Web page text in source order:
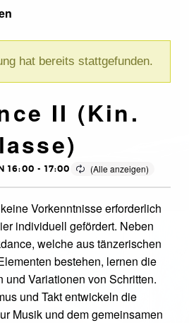
hat bereits stattgefunden.
II (Kin.
16:00 - 17:00
Vorkenntnisse erforderlich
individuell gefördert. Neben
welche aus tänzerischen
bestehen, lernen die
und Variationen von Schritten.
und Takt entwickeln die
Musik und dem gemeinsamen